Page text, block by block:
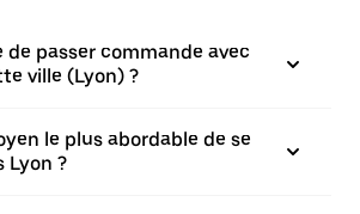
de passer commande avec
ville (Lyon) ?
le plus abordable de se
Lyon ?